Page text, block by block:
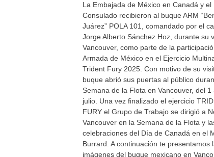
La Embajada de México en Canadá y el
Consulado recibieron al buque ARM
Juárez” POLA 101, comandado por el
Jorge Alberto Sánchez Hoz, durante su
Vancouver, como parte de la
Armada de México en el Ejercicio
Trident Fury 2025. Con motivo de su
buque abrió sus puertas al público
Semana de la Flota en Vancouver, del 1
julio. Una vez finalizado el ejercicio
FURY el Grupo de Trabajo se dirigió a
Vancouver en la Semana de la Flota y
celebraciones del Día de Canadá en el
Burrard. A continuación te presentamos
imágenes del buque mexicano en